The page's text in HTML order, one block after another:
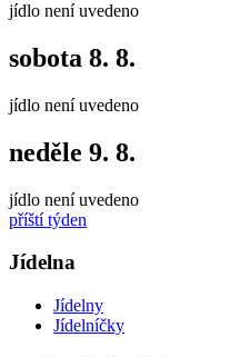
jídlo není uvedeno
sobota 8. 8.
jídlo není uvedeno
neděle 9. 8.
jídlo není uvedeno
příští týden
Jídelna
Jídelny
Jídelníčky